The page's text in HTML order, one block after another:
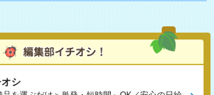
シ